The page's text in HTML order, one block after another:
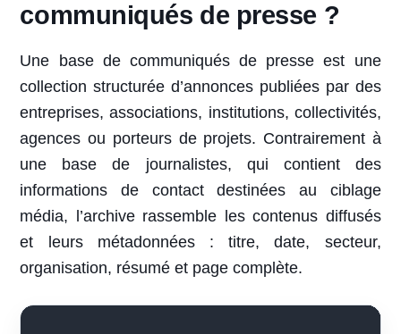
communiqués de presse ?
Une base de communiqués de presse est une
collection structurée d’annonces publiées par des
entreprises, associations, institutions, collectivités,
agences ou porteurs de projets. Contrairement à
une base de journalistes, qui contient des
informations de contact destinées au ciblage
média, l’archive rassemble les contenus diffusés
et leurs métadonnées : titre, date, secteur,
organisation, résumé et page complète.